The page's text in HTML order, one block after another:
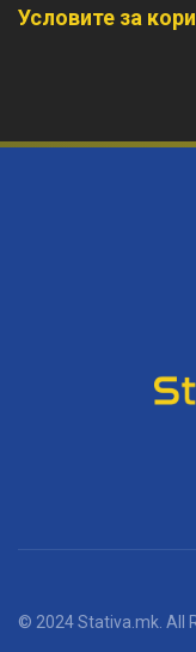
Условите за
© 2024 Stativa.mk. All